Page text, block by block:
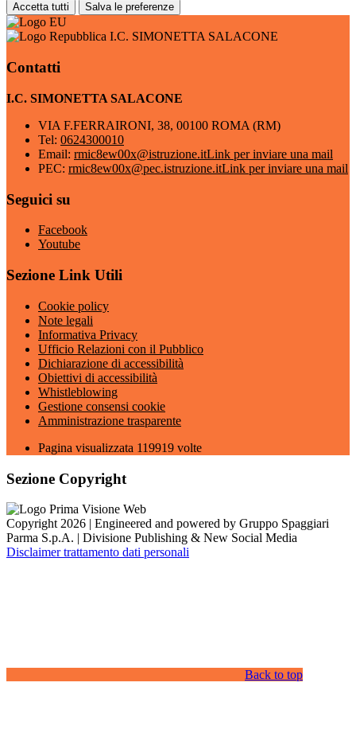
Accetta tutti Salva le preferenze
I.C. SIMONETTA SALACONE
Contatti
I.C. SIMONETTA SALACONE
VIA F.FERRAIRONI, 38, 00100 ROMA (RM)
Tel: 0624300010
Email: rmic8ew00x@istruzione.itLink per inviare una mail
PEC: rmic8ew00x@pec.istruzione.itLink per inviare una mail
Seguici su
Facebook
Youtube
Sezione Link Utili
Cookie policy
Note legali
Informativa Privacy
Ufficio Relazioni con il Pubblico
Dichiarazione di accessibilità
Obiettivi di accessibilità
Whistleblowing
Gestione consensi cookie
Amministrazione trasparente
Pagina visualizzata 119919 volte
Sezione Copyright
Copyright 2026 | Engineered and powered by Gruppo Spaggiari
Parma S.p.A. | Divisione Publishing & New Social Media
Disclaimer trattamento dati personali
Back to top